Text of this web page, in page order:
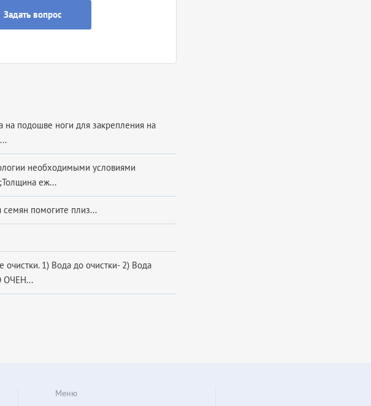
Задать вопрос
на подошве ноги для закрепления на
необходимыми условиями
еж...
семян помогите плиз...
1) Вода до очистки- 2) Вода
ОЧЕН...
Меню